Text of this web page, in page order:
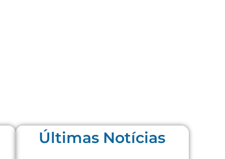
Últimas Notícias